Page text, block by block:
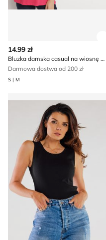
14.99 zł
Bluzka damska casual na wiosnę born2be
Darmowa dostwa od 200 zł
S | M
Bluzka damska letnia